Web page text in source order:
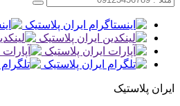
ایران پلاستیک